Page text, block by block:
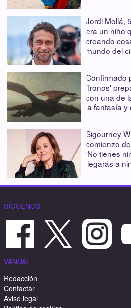
Jordi Mollá,
era un niño
creando
mundo del
Confirmado
Tronos'
con una de
la fantasía y
Sigourney
comienzo
'No tienes
llegarás a
SÍGUENOS
VANDAL
Redacción
Contactar
Aviso legal